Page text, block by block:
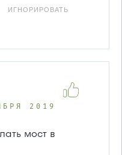
ИГНОРИРОВАТЬ
2019
мост в